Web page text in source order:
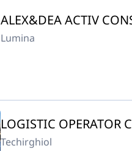
ALEX&DEA ACTIV
Lumina
LOGISTIC OPERATOR
Techirghiol